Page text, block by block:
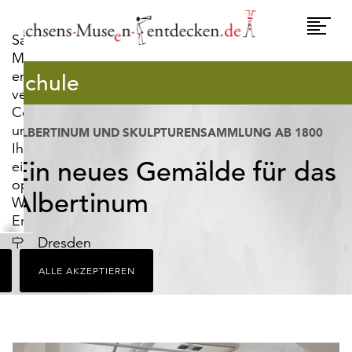
Sachsens-
Museen-
entdecken.de
verwendet
Cookies,
um
Ihnen
ein
optimales
Webseiten-
Erlebnis
zu
bieten.
Dazu
zählen
für
ALLE AKZEPTIEREN
Schule
ALBERTINUM UND SKULPTURENSAMMLUNG AB 1800
Ein neues Gemälde für das
Albertinum
Ort Dresden